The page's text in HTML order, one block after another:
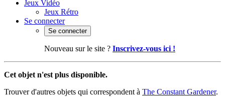
Jeux Vidéo
Jeux Rétro
Se connecter
Se connecter
Nouveau sur le site ? Inscrivez-vous ici !
Cet objet n'est plus disponible.
Trouver d'autres objets qui correspondent à The Constant Gardener.